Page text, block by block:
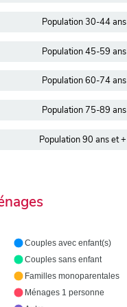
Population 30-44 ans
Population 45-59 ans
Population 60-74 ans
Population 75-89 ans
Population 90 ans et +
Couples avec enfant(s)
Couples sans enfant
Familles monoparentales
Ménages 1 personne